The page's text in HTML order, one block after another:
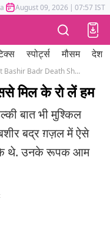
Mumbai Tak Astrotak
August 09, 2026 | 07:57 IST
स्पोर्ट्स मौसम देश
Story of Urdu Poet Bashir Badr Death Shayari Poetry
मिल के रो लें हम
बात भी मुश्किल
बद्र ग़ज़ल में ऐसे
के थे. उनके रूपक आम